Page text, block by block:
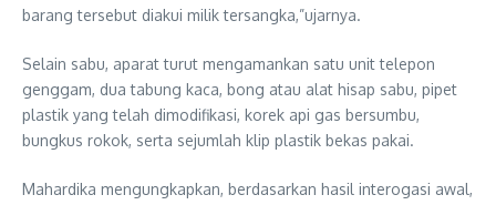
barang tersebut diakui milik tersangka,”ujarnya.
Selain sabu, aparat turut mengamankan satu unit telepon
genggam, dua tabung kaca, bong atau alat hisap sabu, pipet
plastik yang telah dimodifikasi, korek api gas bersumbu,
bungkus rokok, serta sejumlah klip plastik bekas pakai.
Mahardika mengungkapkan, berdasarkan hasil interogasi awal,